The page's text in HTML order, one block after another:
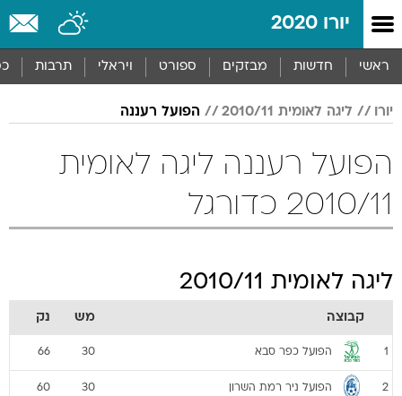
יורו 2020
ראשי חדשות מבזקים ספורט ויראלי תרבות
יורו ליגה לאומית 2010/11 הפועל רעננה
הפועל רעננה ליגה לאומית
2010/11 כדורגל
ליגה לאומית 2010/11
קבוצה מש נק
1 הפועל כפר סבא 30
66
2 הפועל ניר רמת השרון 30
60